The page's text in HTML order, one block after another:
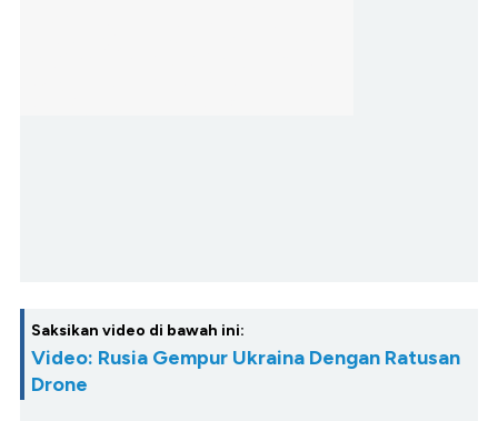
Saksikan video di bawah ini:
Video: Rusia Gempur Ukraina Dengan Ratusan
Drone